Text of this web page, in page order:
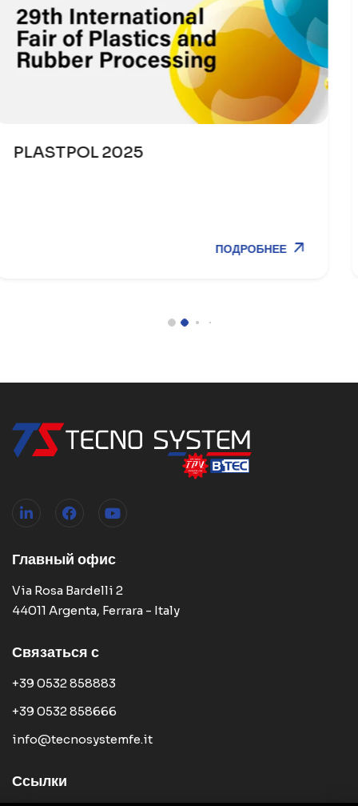
Главный офис
Via Rosa Bardelli 2
44011 Argenta, Ferrara - Italy
Связаться с
+39 0532 858883
+39 0532 858666
info@tecnosystemfe.it
Ссылки